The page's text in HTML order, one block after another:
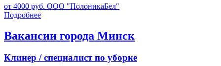
от 4000 руб. ООО "ПолоникаБел"
Подробнее
Вакансии города Минск
Клинер / специалист по уборке